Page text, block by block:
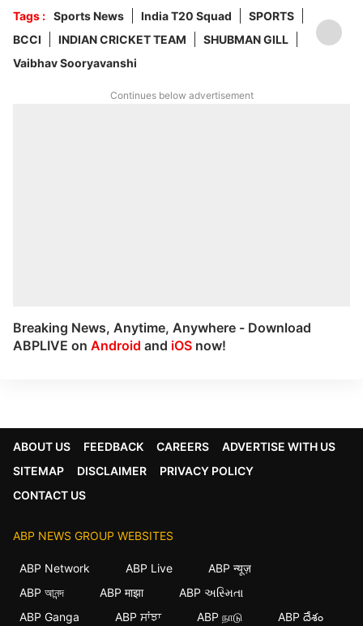
Tags : Sports News India T20 Squad
SPORTS
BCCI
INDIAN CRICKET TEAM
SHUBMAN GILL
Vaibhav Sooryavanshi
Continues below advertisement
Breaking News, Anytime, Anywhere - Download
ABPLIVE on Android and iOS now!
ABOUT US FEEDBACK CAREERS
ADVERTISE WITH US
SITEMAP
DISCLAIMER
PRIVACY POLICY
CONTACT US
ABP NEWS GROUP WEBSITES
ABP Network ABP Live
ABP न्यूज़
ABP আনন্দ
ABP माझा
ABP અસ્મિતા
ABP Ganga
ABP ਸਾਂਝਾ ABP நாடு ABP దేశం
We use cookies to improve your experience, analyze